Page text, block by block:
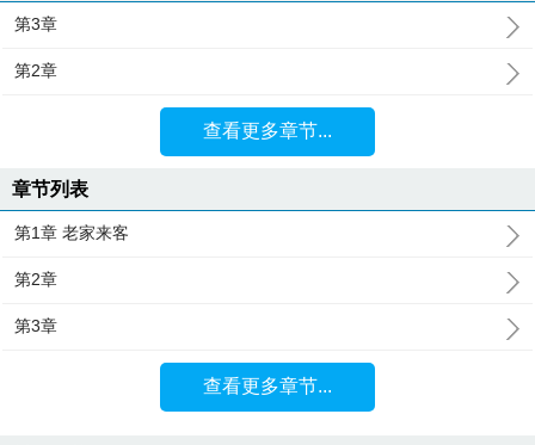
第3章
第2章
查看更多章节...
章节列表
第1章 老家来客
第2章
第3章
查看更多章节...